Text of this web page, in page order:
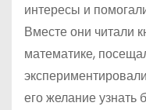
интересы и
Вместе они читали
математике,
его желание